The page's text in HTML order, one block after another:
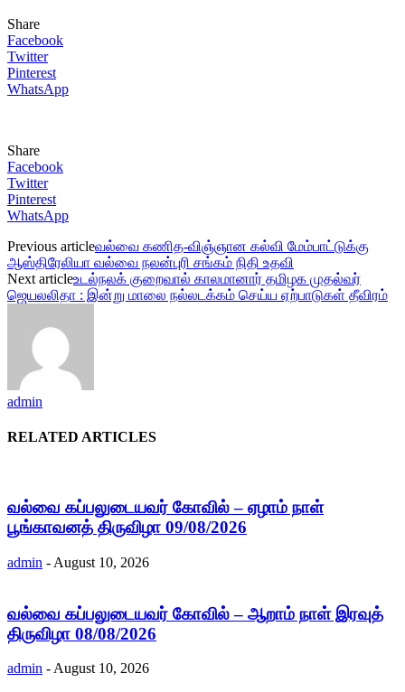
Share
Facebook
Twitter
Pinterest
WhatsApp
Share
Facebook
Twitter
Pinterest
WhatsApp
Previous articleவல்வை கணித-விஞ்ஞான கல்வி மேம்பாட்டுக்கு
ஆஸ்திரேலியா வல்வை நலன்புரி சங்கம் நிதி உதவி
Next articleஉடல்நலக் குறைவால் காலமானார் தமிழக முதல்வர்
ஜெயலலிதா : இன்று மாலை நல்லடக்கம் செய்ய ஏற்பாடுகள் தீவிரம்
admin
RELATED ARTICLES
வல்வை கப்பலுடையவர் கோவில் – ஏழாம் நாள்
பூங்காவனத் திருவிழா 09/08/2026
admin - August 10, 2026
வல்வை கப்பலுடையவர் கோவில் – ஆறாம் நாள் இரவுத்
திருவிழா 08/08/2026
admin - August 10, 2026